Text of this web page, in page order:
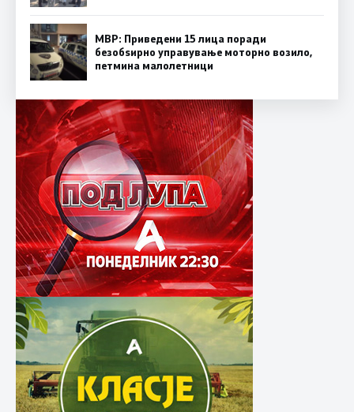
МВР: Приведени 15 лица поради
безобѕирно управување моторно возило,
петмина малолетници